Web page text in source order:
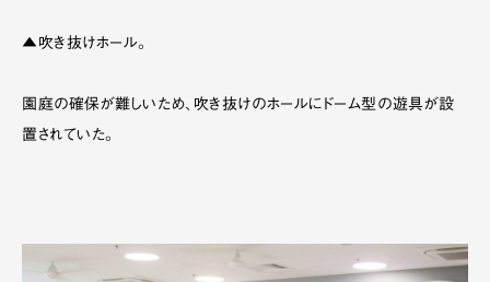
▲吹き抜けホール。
園庭の確保が難しいため、吹き抜けのホールにドーム型の遊具が設
置されていた。